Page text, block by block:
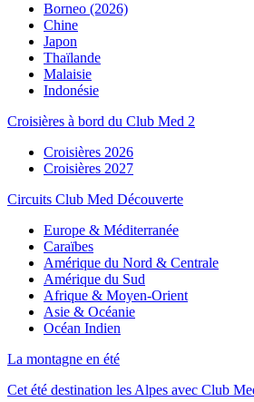
Borneo (2026)
Chine
Japon
Thaïlande
Malaisie
Indonésie
Croisières à bord du Club Med 2
Croisières 2026
Croisières 2027
Circuits Club Med Découverte
Europe & Méditerranée
Caraïbes
Amérique du Nord & Centrale
Amérique du Sud
Afrique & Moyen-Orient
Asie & Océanie
Océan Indien
La montagne en été
Cet été destination les Alpes avec Club